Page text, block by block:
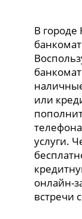
В городе
или
услуги.
онлайн-
встречи